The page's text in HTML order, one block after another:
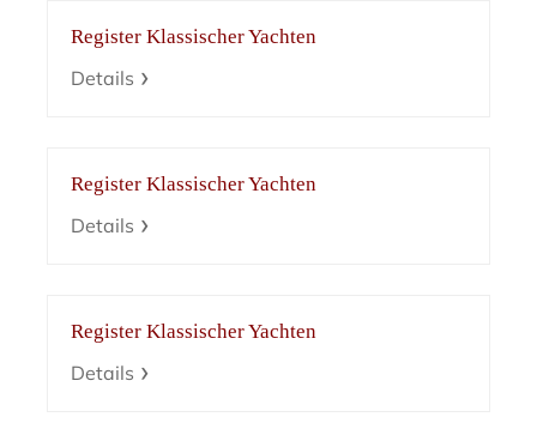
Register Klassischer Yachten
Details
Register Klassischer Yachten
Details
Register Klassischer Yachten
Details